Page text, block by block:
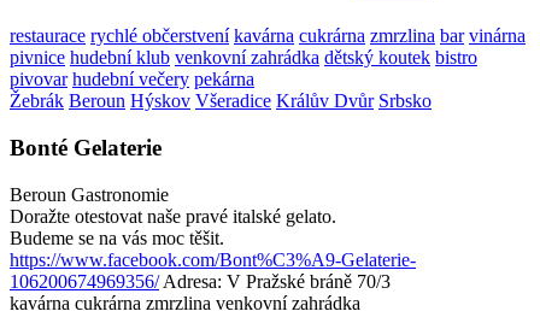
restaurace rychlé občerstvení kavárna cukrárna zmrzlina bar vinárna
pivnice hudební klub venkovní zahrádka dětský koutek bistro
pivovar hudební večery pekárna
Žebrák Beroun Hýskov Všeradice Králův Dvůr Srbsko
Bonté Gelaterie
Beroun Gastronomie
Doražte otestovat naše pravé italské gelato.
Budeme se na vás moc těšit.
https://www.facebook.com/Bont%C3%A9-Gelaterie-
106200674969356/ Adresa: V Pražské bráně 70/3
kavárna cukrárna zmrzlina venkovní zahrádka